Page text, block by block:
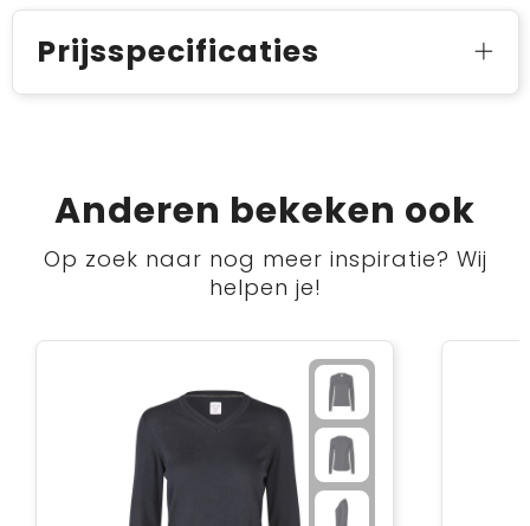
Prijsspecificaties
Anderen bekeken ook
Op zoek naar nog meer inspiratie? Wij
helpen je!